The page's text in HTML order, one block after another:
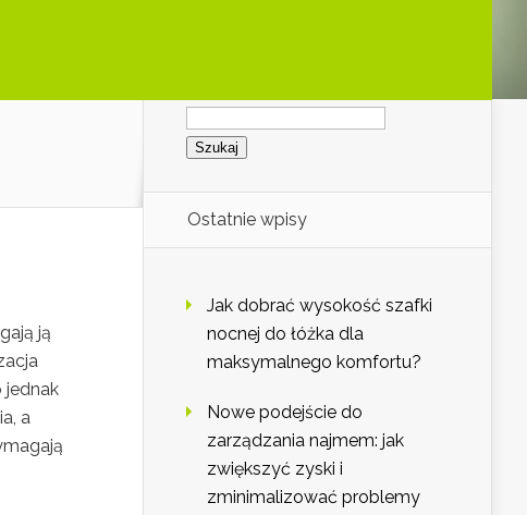
ją
jednak
a
Szukaj:
Ostatnie wpisy
Jak dobrać wysokość szafki
nocnej do łóżka dla
maksymalnego komfortu?
Nowe podejście do
zarządzania najmem: jak
zwiększyć zyski i
zminimalizować problemy